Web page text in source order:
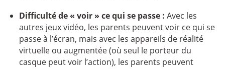
Difficulté de « voir » ce qui se passe : Avec les
autres jeux vidéo, les parents peuvent voir ce qui se
passe à l’écran, mais avec les appareils de réalité
virtuelle ou augmentée (où seul le porteur du
casque peut voir l’action), les parents peuvent